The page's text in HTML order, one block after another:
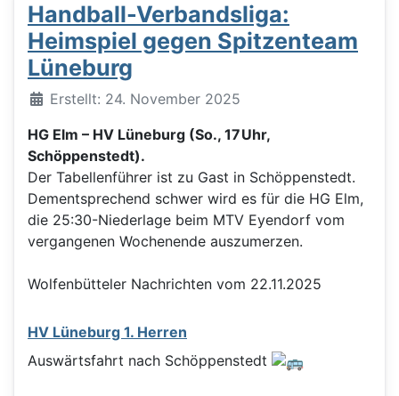
Handball-Verbandsliga:
Heimspiel gegen Spitzenteam
Lüneburg
DetailsErstellt: 24. November 2025
HG Elm – HV Lüneburg (So., 17 Uhr,
Schöppenstedt).
Der Tabellenführer ist zu Gast in Schöppenstedt.
Dementsprechend schwer wird es für die HG Elm,
die 25:30-Niederlage beim MTV Eyendorf vom
vergangenen Wochenende auszumerzen.
Wolfenbütteler Nachrichten vom 22.11.2025
HV Lüneburg 1. Herren
Auswärtsfahrt nach Schöppenstedt